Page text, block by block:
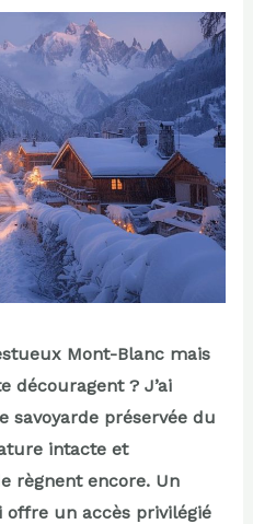
Mont-Blanc mais
découragent ? J’ai
savoyarde préservée du
intacte et
règnent encore. Un
un accès privilégié